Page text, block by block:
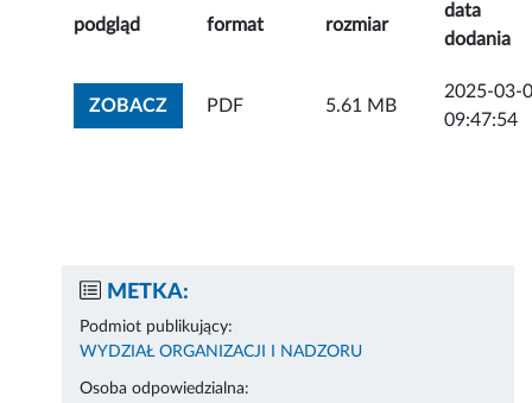
podgląd format rozmiar
data
dodania
ZOBACZZOBACZ ZAŁĄCZNIK
PDF 5.61 MB
2025-03-
09:47:54
METKA:
Podmiot publikujący:
WYDZIAŁ ORGANIZACJI I NADZORU
Osoba odpowiedzialna: